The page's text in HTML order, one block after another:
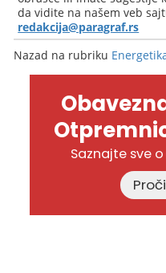
da vidite na našem veb
redakcija@paragraf.rs
Nazad na rubriku
Saznajte sve